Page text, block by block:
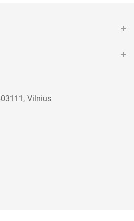
03111, Vilnius